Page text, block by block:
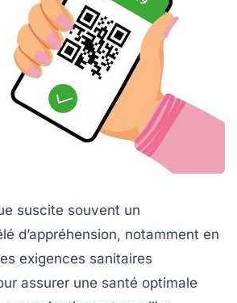
suscite souvent un
d’appréhension, notamment en
exigences sanitaires
assurer une santé optimale